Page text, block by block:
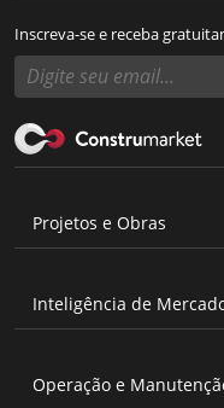
Inscreva-se e receba
Projetos e Obras
Inteligência de
Operação e